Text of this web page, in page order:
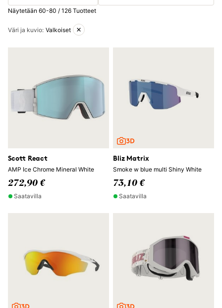
Näytetään 60-80 / 126 Tuotteet
Aktiiviset suodattimet
Väri ja kuvio: Valkoiset
Scott React
AMP Ice Chrome Mineral White
272,90 €
Saatavilla
Bliz Matrix
Smoke w blue multi Shiny White
73,10 €
Saatavilla